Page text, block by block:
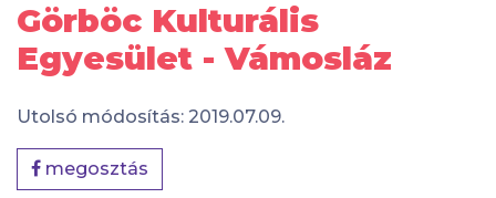
Görböc Kulturális
Egyesület - Vámosláz
Utolsó módosítás: 2019.07.09.
megosztás